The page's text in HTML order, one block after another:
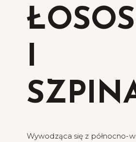
I
Wywodząca się z północno-